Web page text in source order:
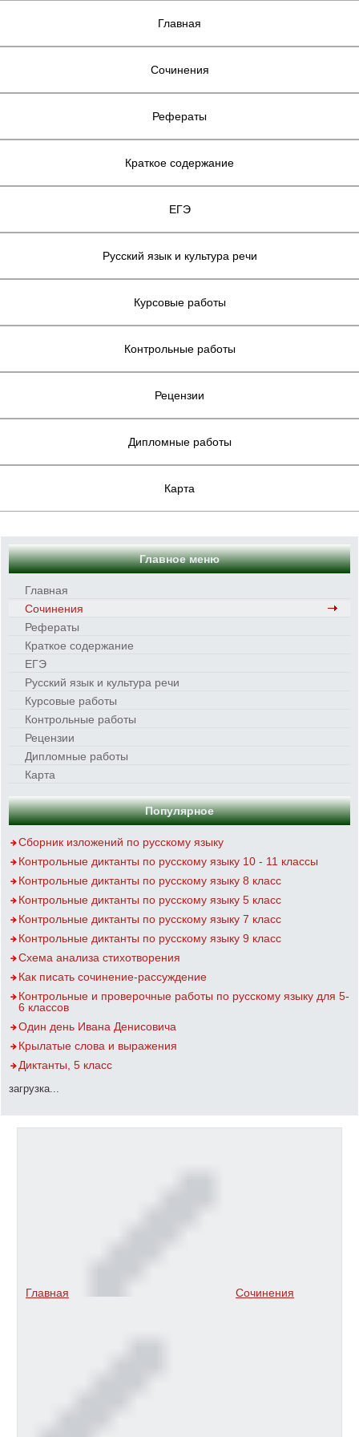
Главная
Сочинения
Рефераты
Краткое содержание
ЕГЭ
Русский язык и культура речи
Курсовые работы
Контрольные работы
Рецензии
Дипломные работы
Карта
Главное меню
Главная
Сочинения
Рефераты
Краткое содержание
ЕГЭ
Русский язык и культура речи
Курсовые работы
Контрольные работы
Рецензии
Дипломные работы
Карта
Популярное
Сборник изложений по русскому языку
Контрольные диктанты по русскому языку 10 - 11 классы
Контрольные диктанты по русскому языку 8 класс
Контрольные диктанты по русскому языку 5 класс
Контрольные диктанты по русскому языку 7 класс
Контрольные диктанты по русскому языку 9 класс
Схема анализа стихотворения
Как писать сочинение-рассуждение
Контрольные и проверочные работы по русскому языку для 5-
6 классов
Один день Ивана Денисовича
Крылатые слова и выражения
Диктанты, 5 класс
загрузка...
Главная Сочинения